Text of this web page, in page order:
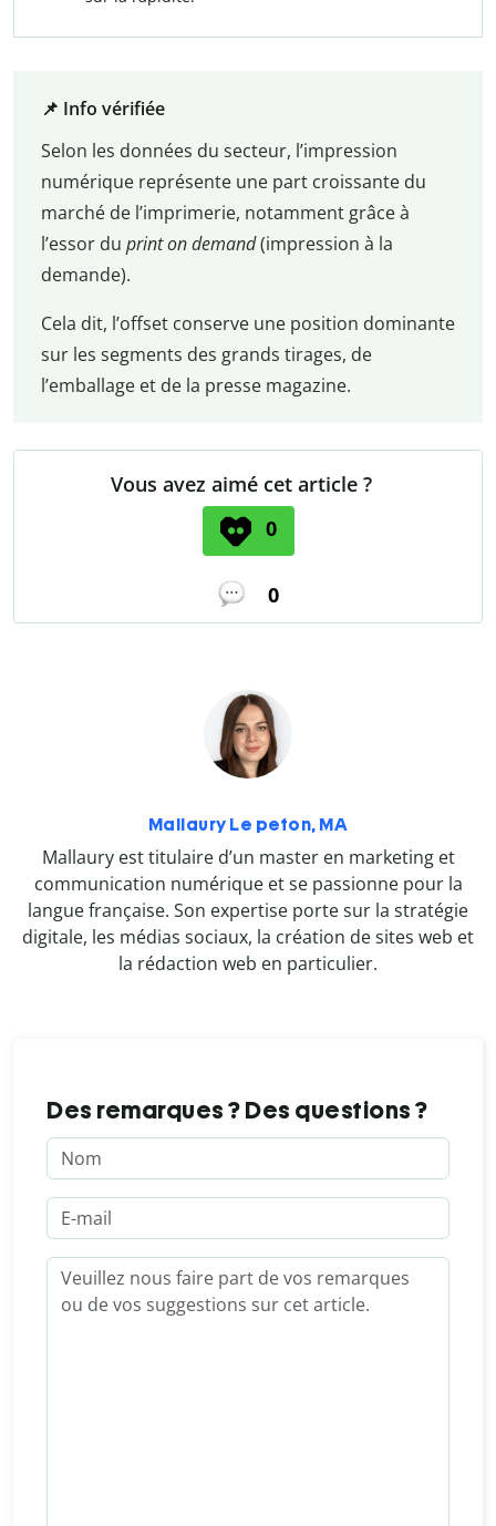
📌 Info vérifiée
Selon les données du secteur, l’impression
numérique représente une part croissante du
marché de l’imprimerie, notamment grâce à
l’essor du print on demand(impression à la
demande).
Cela dit, l’offset conserve une position dominante
sur les segments des grands tirages, de
l’emballage et de la presse magazine.
Vous avez aimé cet article ?
0
0
Mallaury Le peton, MA
Mallaury est titulaire d’un master en marketing et
communication numérique et se passionne pour la
langue française. Son expertise porte sur la stratégie
digitale, les médias sociaux, la création de sites web et
la rédaction web en particulier.
Des remarques ? Des questions ?